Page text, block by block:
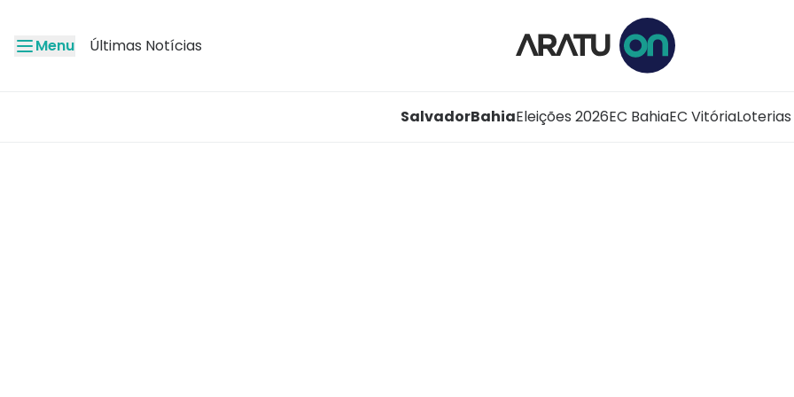
Menu Últimas Notícias
SalvadorBahiaEleições 2026EC BahiaEC VitóriaLoterias